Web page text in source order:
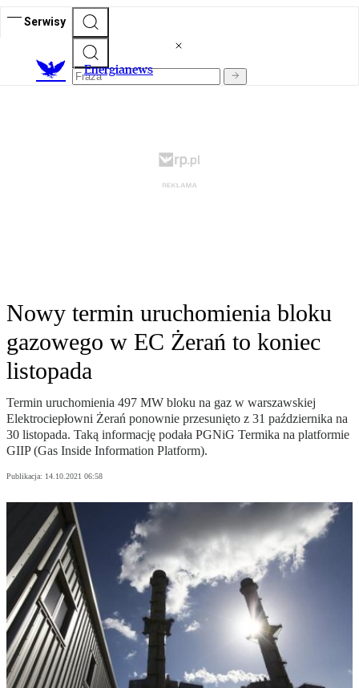
Serwisy
Energianews
Nowy termin uruchomienia bloku
gazowego w EC Żerań to koniec
listopada
Termin uruchomienia 497 MW bloku na gaz w warszawskiej
Elektrociepłowni Żerań ponownie przesunięto z 31 października na
30 listopada. Taką informację podała PGNiG Termika na platformie
GIIP (Gas Inside Information Platform).
Publikacja: 14.10.2021 06:58